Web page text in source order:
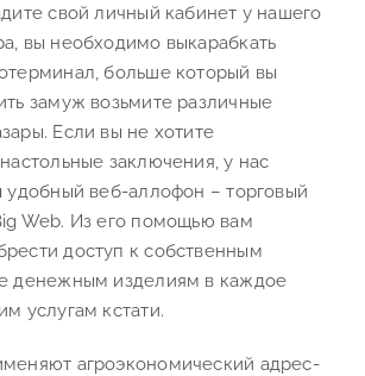
свой личный кабинет у нашего
вы необходимо выкарабкать
больше который вы
замуж возьмите различные
Если вы не хотите
заключения, у нас
удобный веб-аллофон – торговый
Web. Из его помощью вам
доступ к собственным
денежным изделиям в каждое
услугам кстати.
агроэкономический адрес-